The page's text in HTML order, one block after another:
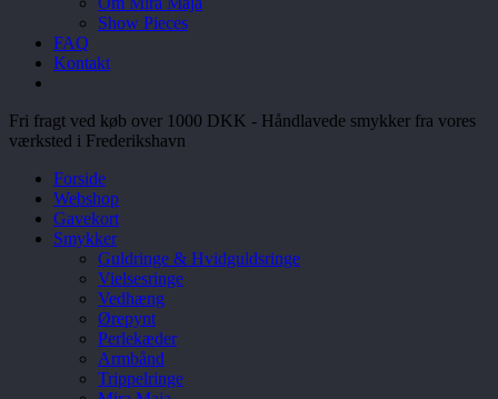
Show Pieces
FAQ
Kontakt
Fri fragt ved køb over 1000 DKK - Håndlavede smykker fra vores
værksted i Frederikshavn
Forside
Webshop
Gavekort
Smykker
Guldringe & Hvidguldsringe
Vielsesringe
Vedhæng
Ørepynt
Perlekæder
Armbånd
Trippelringe